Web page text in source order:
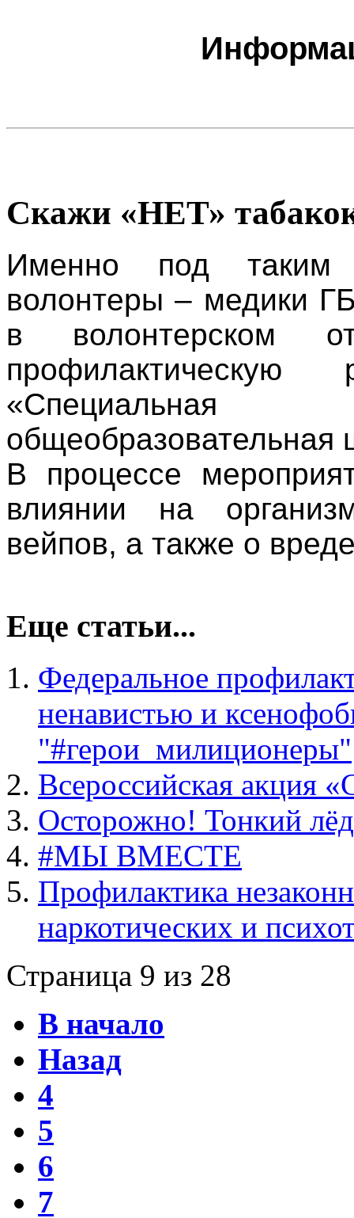
Скажи «НЕТ»
Именно под таким
волонтеры – медики
в волонтерском
общеобразовательная
В процессе
влиянии на
вейпов, а также о
Еще статьи...
Федеральное
ненавистью и
"#герои_милиционеры"
Всероссийская
Осторожно! Тонкий
#МЫ ВМЕСТЕ
Профилактика
наркотических и
Страница 9 из 28
В начало
Назад
4
5
6
7